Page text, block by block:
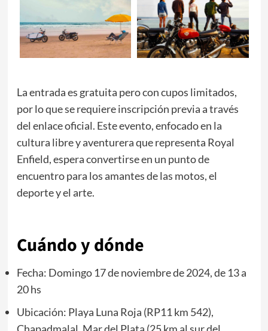
La entrada es gratuita pero con cupos limitados,
por lo que se requiere inscripción previa a través
del enlace oficial. Este evento, enfocado en la
cultura libre y aventurera que representa Royal
Enfield, espera convertirse en un punto de
encuentro para los amantes de las motos, el
deporte y el arte.
Cuándo y dónde
Fecha: Domingo 17 de noviembre de 2024, de 13 a
20 hs
Ubicación: Playa Luna Roja (RP11 km 542),